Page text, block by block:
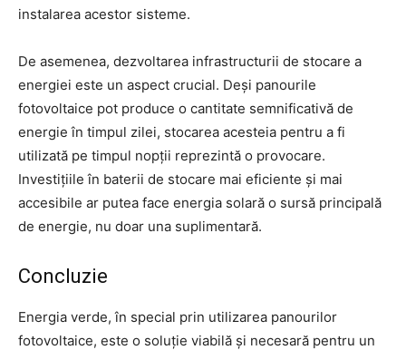
instalarea acestor sisteme.
De asemenea, dezvoltarea infrastructurii de stocare a
energiei este un aspect crucial. Deși panourile
fotovoltaice pot produce o cantitate semnificativă de
energie în timpul zilei, stocarea acesteia pentru a fi
utilizată pe timpul nopții reprezintă o provocare.
Investițiile în baterii de stocare mai eficiente și mai
accesibile ar putea face energia solară o sursă principală
de energie, nu doar una suplimentară.
Concluzie
Energia verde, în special prin utilizarea panourilor
fotovoltaice, este o soluție viabilă și necesară pentru un